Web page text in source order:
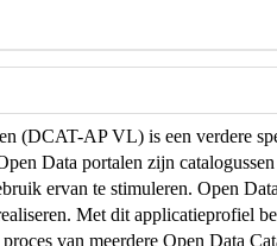
(DCAT-AP VL) is een verdere
Data portalen zijn
ervan te stimuleren. Open
Met dit applicatieprofiel
van meerdere Open Data